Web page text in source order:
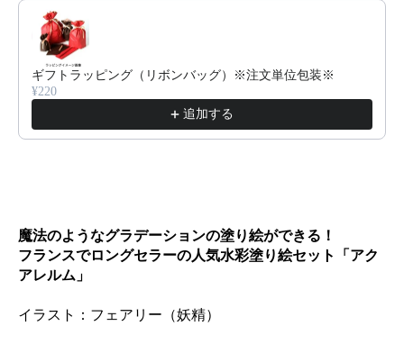
Use the Previous and Next buttons to navigate through product
ギフトラッピング（リボンバッグ）※注文単位包装※
¥220
追加する
魔法のようなグラデーションの塗り絵ができる！
フランスでロングセラーの人気水彩塗り絵セット「アク
アレルム」
イラスト：フェアリー（妖精）